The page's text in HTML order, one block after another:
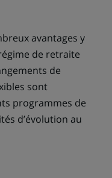
avantages y
de retraite
de
sont
programmes de
d’évolution au